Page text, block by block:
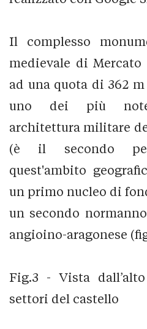
Il complesso
medievale di Mercato
ad una quota di 362
uno dei più
architettura militare
(è il secondo
quest'ambito
un primo nucleo di
un secondo
angioino-aragonese
Fig.3 - Vista
settori del castello